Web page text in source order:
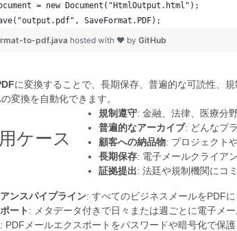
= new Document("HtmlOutput.html");
SaveFormat.PDF);
to-pdf.java hosted with ❤ by GitHub
に変換することで、長期保存、普遍的な可読性、
変換を自動化できます。
ケース
規制遵守: 金融、法律、医療分
普遍的なアーカイブ: どんなプ
顧客への納品物: プロジェクト
長期保存: 電子メールクライア
証拠提出: 法廷や規制機関にコ
ンスパイプライン: すべてのビジネスメールをPDF
ート : メタデータ付きで日々または週ごとに電子メ
: PDFメールエクスポートをパスワードや暗号化で保護